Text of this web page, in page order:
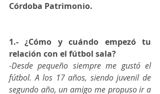
Córdoba Patrimonio.
1.- ¿Cómo y cuándo empezó tu
relación con el fútbol sala?
-Desde pequeño siempre me gustó el
fútbol. A los 17 años, siendo juvenil de
segundo año, un amigo me propuso ir a